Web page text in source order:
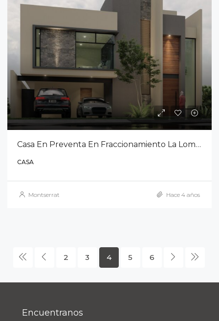
Casa En Preventa En Fraccionamiento La Loma Mixto
CASA
Montserrat Hace 4 años
2 3 4 5 6
Encuentranos